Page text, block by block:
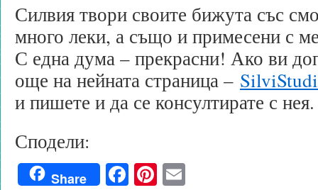
Силвия твори своите бижута със
много леки, а също и примесени с
С една дума – прекрасни! Ако ви
още на нейната страница –
и пишете и да се консултирате с нея.
Сподели:
Share Facebook
Pinterest